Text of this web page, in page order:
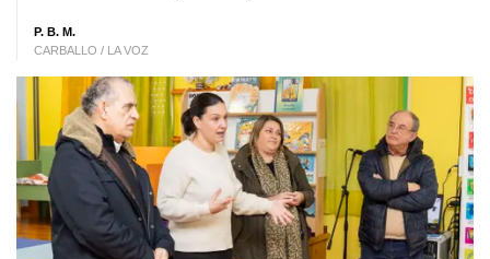
P. B. M.
CARBALLO / LA VOZ